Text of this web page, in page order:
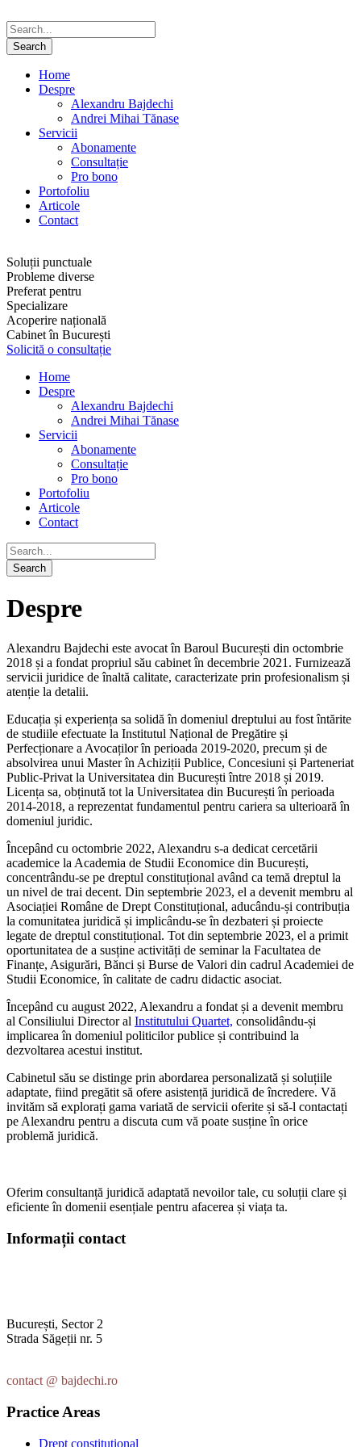
Home
Despre
Alexandru Bajdechi
Andrei Mihai Tănase
Servicii
Abonamente
Consultație
Pro bono
Portofoliu
Articole
Contact
Soluții punctuale
Probleme diverse
Preferat pentru
Specializare
Acoperire națională
Cabinet în București
Solicită o consultație
Home
Despre
Alexandru Bajdechi
Andrei Mihai Tănase
Servicii
Abonamente
Consultație
Pro bono
Portofoliu
Articole
Contact
Despre
Alexandru Bajdechi este avocat în Baroul București din octombrie
2018 și a fondat propriul său cabinet în decembrie 2021. Furnizează
servicii juridice de înaltă calitate, caracterizate prin profesionalism și
atenție la detalii.
Educația și experiența sa solidă în domeniul dreptului au fost întărite
de studiile efectuate la Institutul Național de Pregătire și
Perfecționare a Avocaților în perioada 2019-2020, precum și de
absolvirea unui Master în Achiziții Publice, Concesiuni și Parteneriat
Public-Privat la Universitatea din București între 2018 și 2019.
Licența sa, obținută tot la Universitatea din București în perioada
2014-2018, a reprezentat fundamentul pentru cariera sa ulterioară în
domeniul juridic.
Începând cu octombrie 2022, Alexandru s-a dedicat cercetării
academice la Academia de Studii Economice din București,
concentrându-se pe dreptul constituțional având ca temă dreptul la
un nivel de trai decent. Din septembrie 2023, el a devenit membru al
Asociației Române de Drept Constituțional, aducându-și contribuția
la comunitatea juridică și implicându-se în dezbateri și proiecte
legate de dreptul constituțional. Tot din septembrie 2023, el a primit
oportunitatea de a susține activități de seminar la Facultatea de
Finanțe, Asigurări, Bănci și Burse de Valori din cadrul Academiei de
Studii Economice, în calitate de cadru didactic asociat.
Începând cu august 2022, Alexandru a fondat și a devenit membru
al Consiliului Director al Institutului Quartet, consolidându-și
implicarea în domeniul politicilor publice și contribuind la
dezvoltarea acestui institut.
Cabinetul său se distinge prin abordarea personalizată și soluțiile
adaptate, fiind pregătit să ofere asistență juridică de încredere. Vă
invităm să explorați gama variată de servicii oferite și să-l contactați
pe Alexandru pentru a discuta cum vă poate susține în orice
problemă juridică.
Oferim consultanță juridică adaptată nevoilor tale, cu soluții clare și
eficiente în domenii esențiale pentru afacerea și viața ta.
Informații contact
București, Sector 2
Strada Săgeții nr. 5
contact @ bajdechi.ro
Practice Areas
Drept constituțional